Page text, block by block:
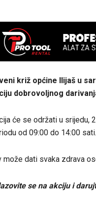
križ općine Ilijaš u
dobrovoljnog
će se održati u srijedu,
od 09:00 do 14:00 sati.
može dati svaka zdrava
se na akciju i